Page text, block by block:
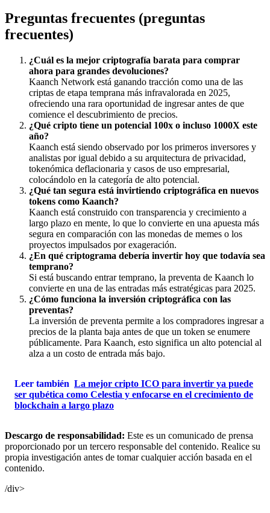
Preguntas frecuentes (preguntas
frecuentes)
¿Cuál es la mejor criptografía barata para comprar
ahora para grandes devoluciones?
Kaanch Network está ganando tracción como una de las
criptas de etapa temprana más infravalorada en 2025,
ofreciendo una rara oportunidad de ingresar antes de que
comience el descubrimiento de precios.
¿Qué cripto tiene un potencial 100x o incluso 1000X este
año?
Kaanch está siendo observado por los primeros inversores y
analistas por igual debido a su arquitectura de privacidad,
tokenómica deflacionaria y casos de uso empresarial,
colocándolo en la categoría de alto potencial.
¿Qué tan segura está invirtiendo criptográfica en nuevos
tokens como Kaanch?
Kaanch está construido con transparencia y crecimiento a
largo plazo en mente, lo que lo convierte en una apuesta más
segura en comparación con las monedas de memes o los
proyectos impulsados ​​por exageración.
¿En qué criptograma debería invertir hoy que todavía sea
temprano?
Si está buscando entrar temprano, la preventa de Kaanch lo
convierte en una de las entradas más estratégicas para 2025.
¿Cómo funciona la inversión criptográfica con las
preventas?
La inversión de preventa permite a los compradores ingresar a
precios de la planta baja antes de que un token se enumere
públicamente. Para Kaanch, esto significa un alto potencial al
alza a un costo de entrada más bajo.
Leer también La mejor cripto ICO para invertir ya puede
ser qubética como Celestia y enfocarse en el crecimiento de
blockchain a largo plazo
Descargo de responsabilidad: Este es un comunicado de prensa
proporcionado por un tercero responsable del contenido. Realice su
propia investigación antes de tomar cualquier acción basada en el
contenido.
/div>